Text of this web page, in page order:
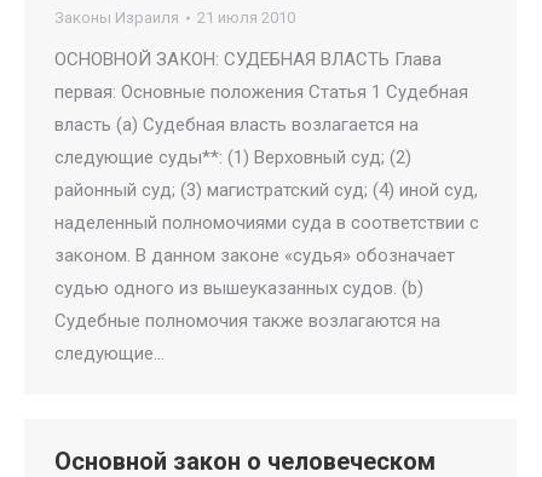
Законы Израиля 21 июля 2010
ОСНОВНОЙ ЗАКОН: СУДЕБНАЯ ВЛАСТЬ Глава
первая: Основные положения Статья 1 Судебная
власть (a) Судебная власть возлагается на
следующие суды**: (1) Верховный суд; (2)
районный суд; (3) магистратский суд; (4) иной суд,
наделенный полномочиями суда в соответствии с
законом. В данном законе «судья» обозначает
судью одного из вышеуказанных судов. (b)
Судебные полномочия также возлагаются на
следующие…
Основной закон о человеческом